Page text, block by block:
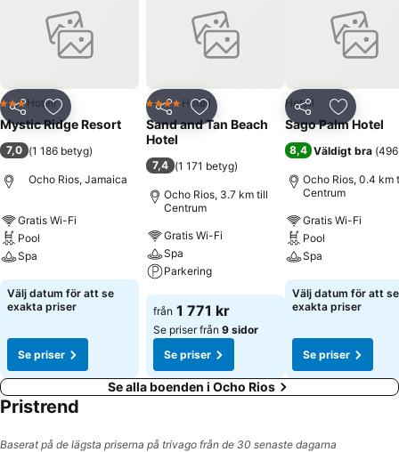
Dela Lägg till i Mina Favoriter
3 Stjärnor
Hotell
Mystic Ridge Resort
7,0 (1 186 betyg)
Ocho Rios, Jamaica
Gratis Wi-Fi
Pool
Spa
Se priser
Välj datum för att se
exakta priser
Se priser
Dela Lägg till i Mina Favoriter
4 StjärnorHotell
Sand and Tan Beach
Hotel
7,4 (1 171 betyg)
Ocho Rios, 3.7 km till
Centrum
Gratis Wi-Fi
Spa
Parkering
Se priser
från 1 771 kr
Se priser från 9 sidor
Se priser
Dela Lägg till
Hotell
Sago Palm Hotel
8,4 Väldigt bra (
Ocho Rios, 0.4 km
Centrum
Gratis Wi-Fi
Pool
Spa
Se priser
Välj datum för att se
exakta priser
Se priser
Se alla boenden i Ocho Rios
Pristrend
Baserat på de lägsta priserna på trivago från de 30 senaste dagarna